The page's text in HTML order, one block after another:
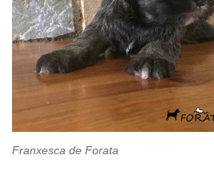
Franxesca de Forata